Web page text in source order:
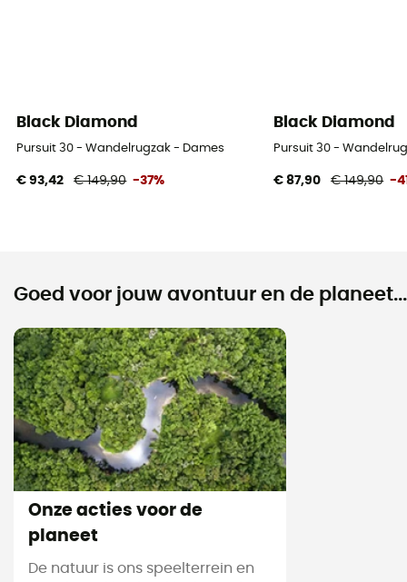
Black Diamond
Pursuit 30 - Wandelrugzak - Dames
€ 93,42 € 149,90 -37%
Black Diamond
Pursuit 30 -
€ 87,90 € 149,90 -
Goed voor jouw avontuur en de planeet...
Onze acties voor de
planeet
De natuur is ons speelterrein en